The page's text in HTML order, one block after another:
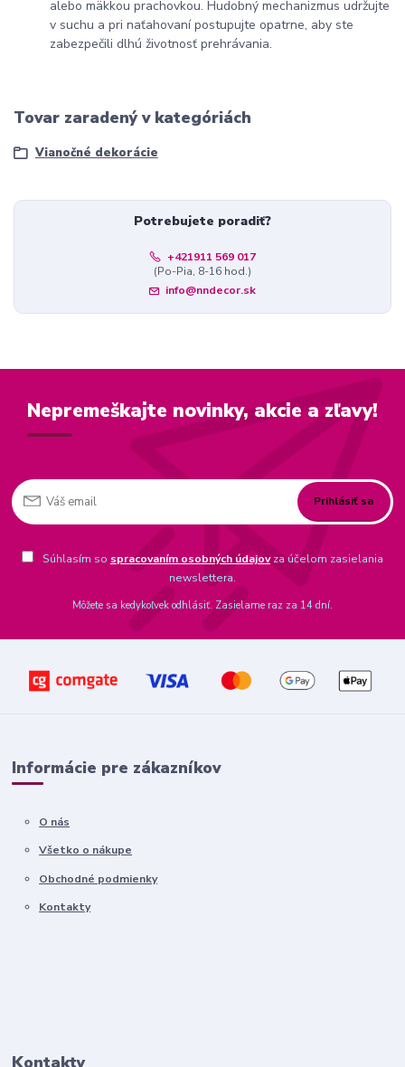
alebo mäkkou prachovkou. Hudobný mechanizmus udržujte
v suchu a pri naťahovaní postupujte opatrne, aby ste
zabezpečili dlhú životnosť prehrávania.
Tovar zaradený v kategóriách
Vianočné dekorácie
Potrebujete poradiť?
+421911 569 017
(Po-Pia, 8-16 hod.)
info@nndecor.sk
Nepremeškajte novinky, akcie a zľavy!
Prihlásiť sa
Súhlasím so spracovaním osobných údajovza účelom zasielania
newslettera.
Môžete sa kedykoľvek odhlásiť. Zasielame raz za 14 dní.
Informácie pre zákazníkov
O nás
Všetko o nákupe
Obchodné podmienky
Kontakty
Kontakty